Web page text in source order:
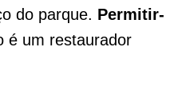
do parque. Permitir-
é um restaurador